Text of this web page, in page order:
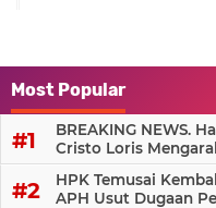
Most Popular
BREAKING NEWS.
Cristo Loris
HPK Temusai
APH Usut Dugaan